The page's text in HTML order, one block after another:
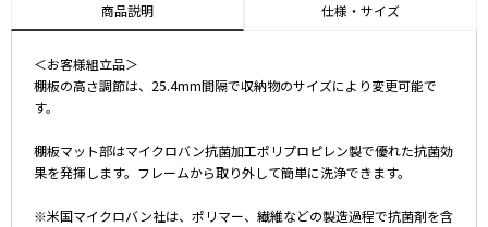
商品説明 仕様・サイズ
＜お客様組立品＞
棚板の高さ調節は、25.4mm間隔で収納物のサイズにより変更可能で
す。
棚板マット部はマイクロバン抗菌加工ポリプロピレン製で優れた抗菌効
果を発揮します。フレームから取り外して簡単に洗浄できます。
※米国マイクロバン社は、ポリマー、繊維などの製造過程で抗菌剤を含